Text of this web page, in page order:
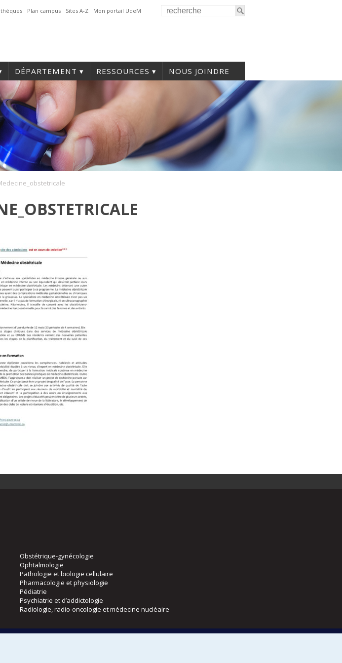
Plan campus Sites A-Z Mon portail UdeM
DÉPARTEMENT RESSOURCES NOUS JOINDRE
Obstétrique-gynécologie
Ophtalmologie
Pathologie et biologie cellulaire
Pharmacologie et physiologie
Pédiatrie
Psychiatrie et d’addictologie
Radiologie, radio-oncologie et médecine nucléaire